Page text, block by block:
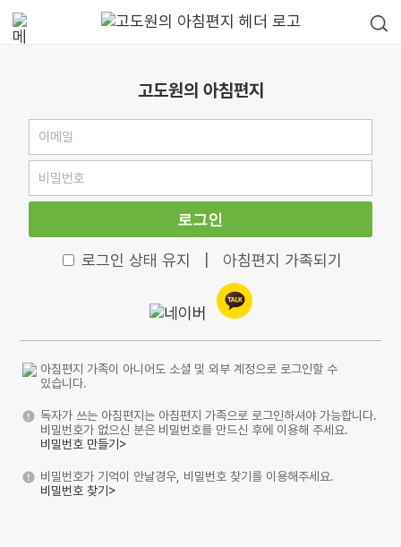
고도원의 아침편지
로그인
로그인 상태 유지 아침편지 가족되기
아침편지 가족이 아니어도 소셜 및 외부 계정으로 로그인할 수
있습니다.
독자가 쓰는 아침편지는 아침편지 가족으로 로그인하셔야 가능합니다.
비밀번호가 없으신 분은 비밀번호를 만드신 후에 이용해 주세요.
비밀번호 만들기>
비밀번호가 기억이 안날경우, 비밀번호 찾기를 이용해주세요.
비밀번호 찾기>